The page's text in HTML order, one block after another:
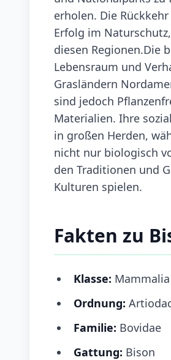
erholen. Die
Erfolg im
diesen Regionen.Die
Lebensraum und
Grasländern
sind jedoch
Materialien. Ihre
in großen Herden,
nicht nur biologisch
den Traditionen und
Kulturen spielen.
Fakten zu
Klasse: Mammalia
Ordnung:
Familie: Bovidae
Gattung: Bison